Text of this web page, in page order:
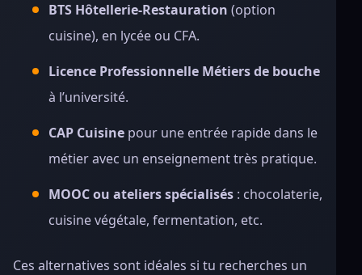
BTS Hôtellerie-Restauration (option
cuisine), en lycée ou CFA.
Licence Professionnelle Métiers de bouche
à l’université.
CAP Cuisine pour une entrée rapide dans le
métier avec un enseignement très pratique.
MOOC ou ateliers spécialisés : chocolaterie,
cuisine végétale, fermentation, etc.
Ces alternatives sont idéales si tu recherches un